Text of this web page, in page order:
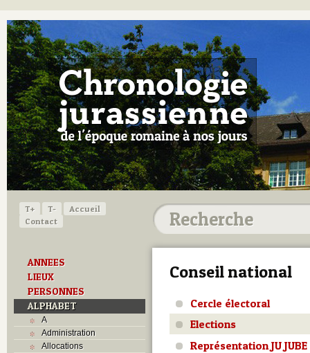
T+ T-
Accueil
Contact
ANNEES
LIEUX
PERSONNES
ALPHABET
A
Administration
Allocations
Conseil national
Cercle électoral
Elections
Représentation JU JUBE